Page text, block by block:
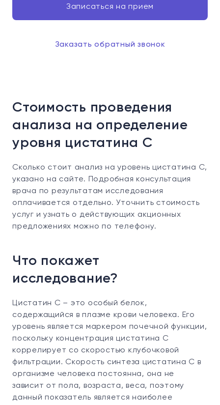
Записаться на прием
Заказать обратный звонок
Стоимость проведения
анализа на определение
уровня цистатина С
Сколько стоит анализ на уровень цистатина С,
указано на сайте. Подробная консультация
врача по результатам исследования
оплачивается отдельно. Уточнить стоимость
услуг и узнать о действующих акционных
предложениях можно по телефону.
Что покажет
исследование?
Цистатин С – это особый белок,
содержащийся в плазме крови человека. Его
уровень является маркером почечной функции,
поскольку концентрация цистатина С
коррелирует со скоростью клубочковой
фильтрации. Скорость синтеза цистатина С в
организме человека постоянна, она не
зависит от пола, возраста, веса, поэтому
данный показатель является наиболее